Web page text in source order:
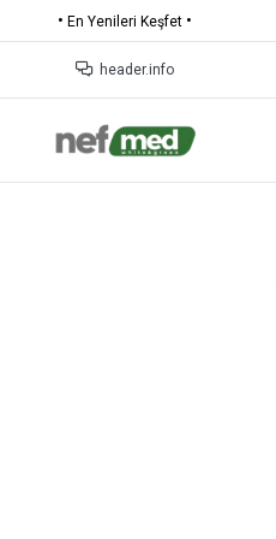
• En Yenileri Keşfet •
header.info